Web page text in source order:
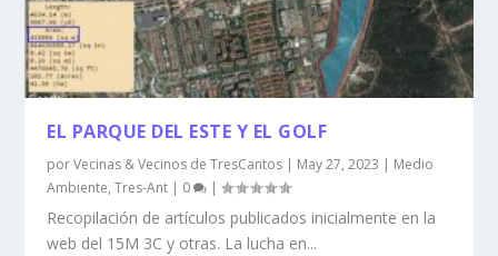
EL PARQUE DEL ESTE Y EL GOLF
porVecinas & Vecinos de TresCantos | May 27, 2023 | Medio
Ambiente,Tres-Ant | 0 |
Recopilación de artículos publicados inicialmente en la
web del 15M 3C y otras. La lucha en...